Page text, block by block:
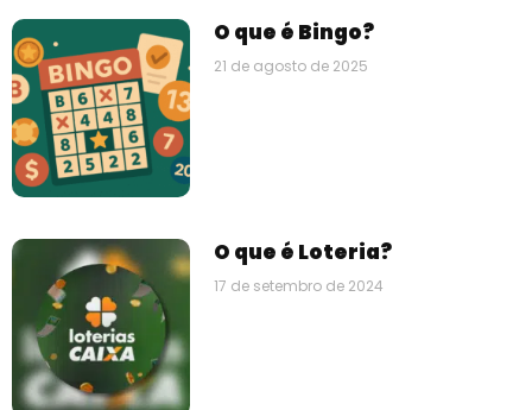
O que é Bingo?
21 de agosto de 2025
O que é Loteria?
17 de setembro de 2024